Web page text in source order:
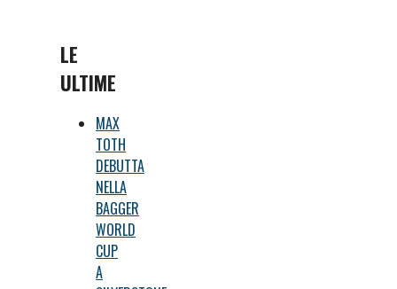
LE
ULTIME
MAX
TOTH
DEBUTTA
NELLA
BAGGER
WORLD
CUP
A